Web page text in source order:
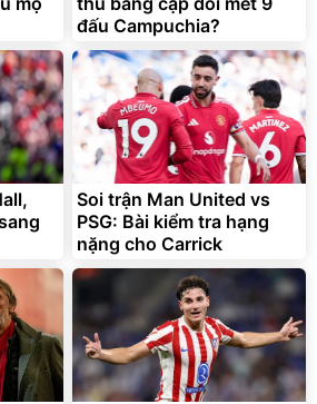
đấu Campuchia?
Soi trận Man United vs
PSG: Bài kiểm tra hạng
nặng cho Carrick